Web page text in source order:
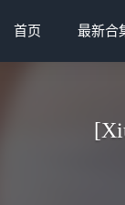
首页 最新合